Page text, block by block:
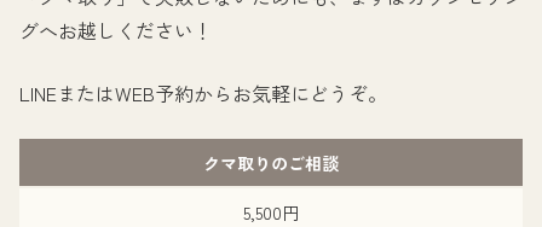
グへお越しください！
LINEまたはWEB予約からお気軽にどうぞ。
クマ取りのご相談
5,500円